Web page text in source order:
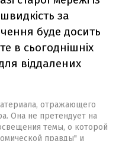
за
буде досить
в сьогоднішніх
віддалених
отражающего
Она не претендует на
темы, о которой
правды" и